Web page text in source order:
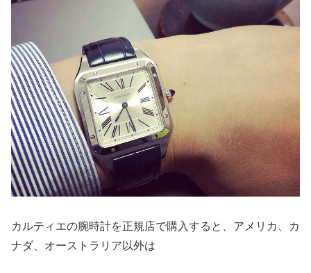
カルティエの腕時計を正規店で購入すると、アメリカ、カ
ナダ、オーストラリア以外は